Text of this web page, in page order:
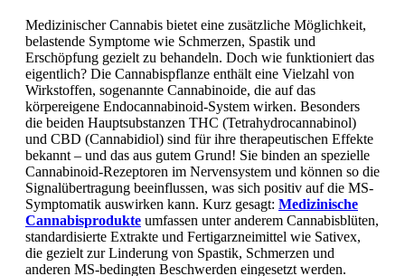
Medizinischer Cannabis bietet eine zusätzliche Möglichkeit,
belastende Symptome wie Schmerzen, Spastik und
Erschöpfung gezielt zu behandeln. Doch wie funktioniert das
eigentlich? Die Cannabispflanze enthält eine Vielzahl von
Wirkstoffen, sogenannte Cannabinoide, die auf das
körpereigene Endocannabinoid-System wirken. Besonders
die beiden Hauptsubstanzen THC (Tetrahydrocannabinol)
und CBD (Cannabidiol) sind für ihre therapeutischen Effekte
bekannt – und das aus gutem Grund! Sie binden an spezielle
Cannabinoid-Rezeptoren im Nervensystem und können so die
Signalübertragung beeinflussen, was sich positiv auf die MS-
Symptomatik auswirken kann. Kurz gesagt: Medizinische
Cannabisprodukte umfassen unter anderem Cannabisblüten,
standardisierte Extrakte und Fertigarzneimittel wie Sativex,
die gezielt zur Linderung von Spastik, Schmerzen und
anderen MS-bedingten Beschwerden eingesetzt werden.